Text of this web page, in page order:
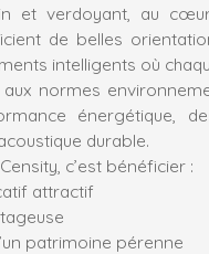
et verdoyant, au
de belles
intelligents où
normes
énergétique,
durable.
c’est bénéficier :
attractif
patrimoine pérenne